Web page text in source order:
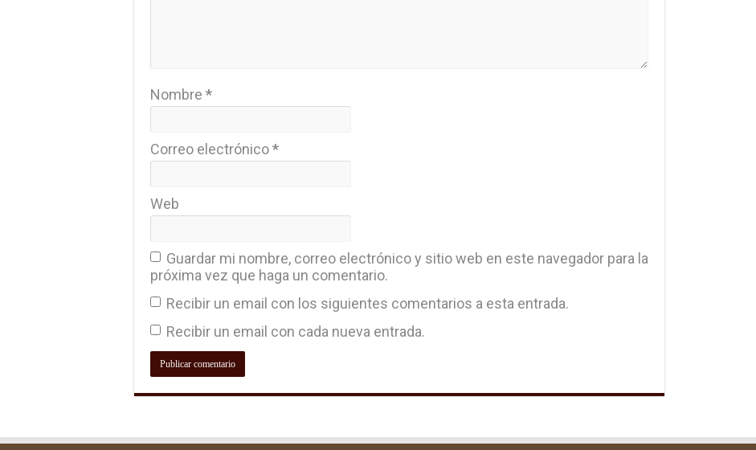
Nombre *
Correo electrónico*
Web
Guardar mi nombre, correo electrónico y sitio web en este navegador para la
próxima vez que haga un comentario.
Recibir un email con los siguientes comentarios a esta entrada.
Recibir un email con cada nueva entrada.